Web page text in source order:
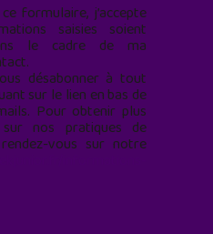
formulaire, j’accepte
saisies soient
le cadre de ma
désabonner à tout
sur le lien en bas de
Pour obtenir plus
nos pratiques de
vous sur notre